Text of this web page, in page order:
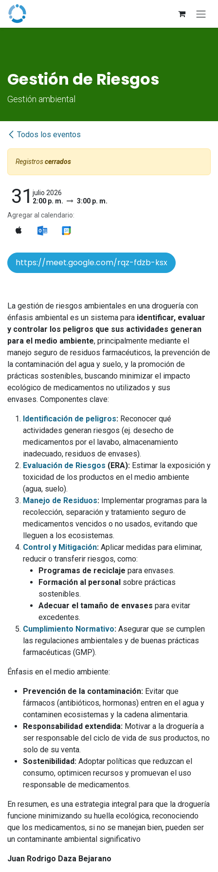
Ir al contenido
Gestión de Riesgos
Gestión ambiental
Todos los eventos
Registroscerrados
31julio 2026
2:00 p. m.
3:00 p. m.
Agregar al calendario:
https://meet.google.com/rqz-fdzb-ksx
La gestión de riesgos ambientales en una droguería con
énfasis ambiental es un sistema para identificar, evaluar
y controlar los peligros que sus actividades generan
para el medio ambiente, principalmente mediante el
manejo seguro de residuos farmacéuticos, la prevención de
la contaminación del agua y suelo, y la promoción de
prácticas sostenibles, buscando minimizar el impacto
ecológico de medicamentos no utilizados y sus
envases. Componentes clave:
Identificación de peligros: Reconocer qué
actividades generan riesgos (ej. desecho de
medicamentos por el lavabo, almacenamiento
inadecuado, residuos de envases).
Evaluación de Riesgos (ERA): Estimar la exposición y
toxicidad de los productos en el medio ambiente
(agua, suelo).
Manejo de Residuos: Implementar programas para la
recolección, separación y tratamiento seguro de
medicamentos vencidos o no usados, evitando que
lleguen a los ecosistemas.
Control y Mitigación: Aplicar medidas para eliminar,
reducir o transferir riesgos, como:
Programas de reciclaje para envases.
Formación al personal sobre prácticas
sostenibles.
Adecuar el tamaño de envases para evitar
excedentes.
Cumplimiento Normativo: Asegurar que se cumplen
las regulaciones ambientales y de buenas prácticas
farmacéuticas (GMP).
Énfasis en el medio ambiente:
Prevención de la contaminación: Evitar que
fármacos (antibióticos, hormonas) entren en el agua y
contaminen ecosistemas y la cadena alimentaria.
Responsabilidad extendida: Motivar a la droguería a
ser responsable del ciclo de vida de sus productos, no
solo de su venta.
Sostenibilidad: Adoptar políticas que reduzcan el
consumo, optimicen recursos y promuevan el uso
responsable de medicamentos.
En resumen, es una estrategia integral para que la droguería
funcione minimizando su huella ecológica, reconociendo
que los medicamentos, si no se manejan bien, pueden ser
un contaminante ambiental significativo
Juan Rodrigo Daza Bejarano